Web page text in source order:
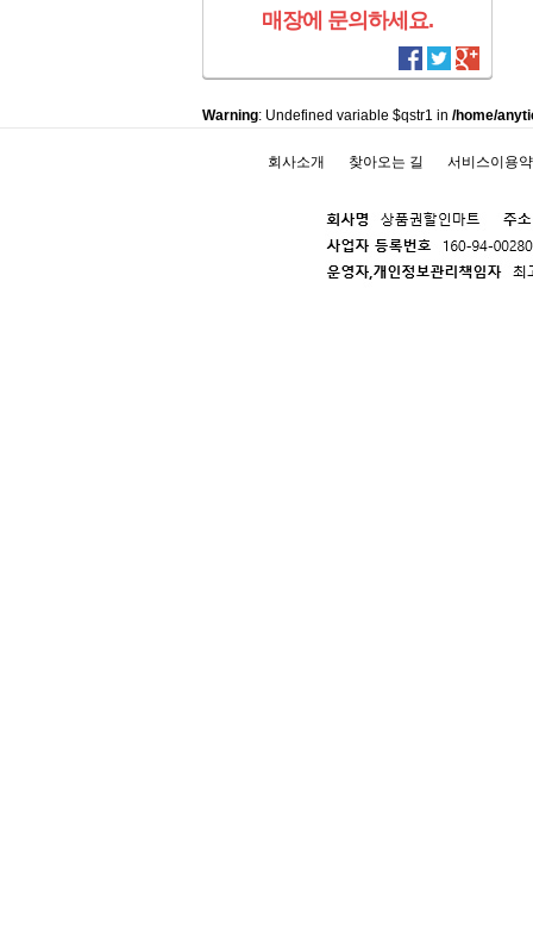
매장에 문의하세요.
Warning: Undefined variable $qstr1 in /home/
회사소개 찾아오는 길 서비스이용